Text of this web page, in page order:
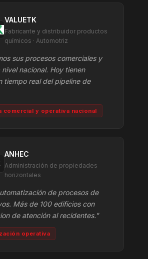
VALUETK
Fabricante y distribuidor productos
químicos · Automotriz
sus procesos comerciales y
nacional. Hoy tienen
tiempo real del pipeline de
comercial y operativa nacional
ANHEC
Administración de propiedades
horizontales
de procesos de
Más de 100 edificios con
de atención al recidentes."
operativa